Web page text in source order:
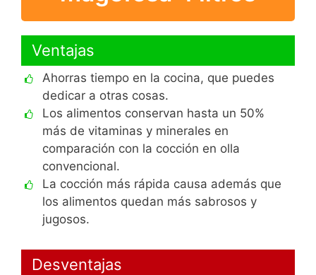
Ventajas
Ahorras tiempo en la cocina, que puedes
dedicar a otras cosas.
Los alimentos conservan hasta un 50%
más de vitaminas y minerales en
comparación con la cocción en olla
convencional.
La cocción más rápida causa además que
los alimentos quedan más sabrosos y
jugosos.
Desventajas